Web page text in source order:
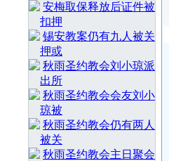
安梅取保释放后证件被
扣押
锡安教案仍有九人被关
押或
秋雨圣约教会刘小琼派
出所
秋雨圣约教会会友刘小
琼被
秋雨圣约教会仍有两人
被关
秋雨圣约教会主日聚会